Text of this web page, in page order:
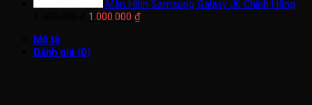
Màn Hình Samsung Galaxy J6 Chính Hãng
Giá
1.300.000 ₫.
1.000.000 ₫Giá
Mô tả
Đánh giá (0)